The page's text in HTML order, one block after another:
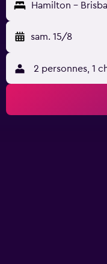
Hamilton -
sam. 15/8
2 personnes, 1